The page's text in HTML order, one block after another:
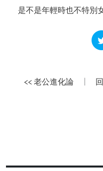
是不是年輕時也不特別
<< 老公進化論